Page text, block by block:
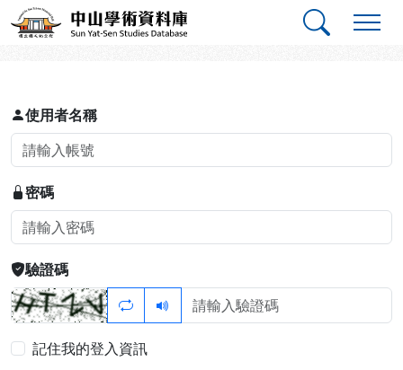
跳到主要內容
中山學術資料庫
登入
使用者名稱
密碼
驗證碼
記住我的登入資訊